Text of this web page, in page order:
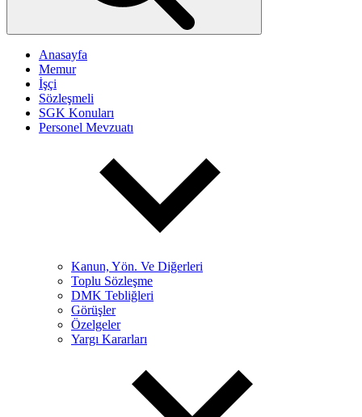
Anasayfa
Memur
İşçi
Sözleşmeli
SGK Konuları
Personel Mevzuatı
Kanun, Yön. Ve Diğerleri
Toplu Sözleşme
DMK Tebliğleri
Görüşler
Özelgeler
Yargı Kararları